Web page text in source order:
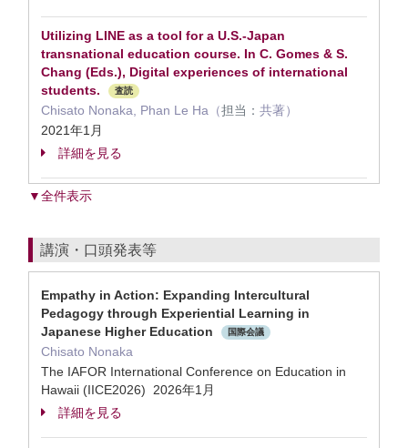
Utilizing LINE as a tool for a U.S.-Japan
transnational education course. In C. Gomes & S.
Chang (Eds.), Digital experiences of international
students.
査読
Chisato Nonaka, Phan Le Ha（担当： 共著）
2021年1月
詳細を見る
▼全件表示
講演・口頭発表等
Empathy in Action: Expanding Intercultural
Pedagogy through Experiential Learning in
Japanese Higher Education
国際会議
Chisato Nonaka
The IAFOR International Conference on Education in
Hawaii (IICE2026) 2026年1月
詳細を見る